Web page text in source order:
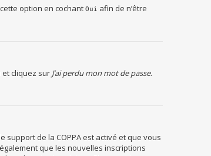
option en cochant Oui afin de n’être
cliquez sur J’ai perdu mon mot de passe.
support de la COPPA est activé et que vous
que les nouvelles inscriptions